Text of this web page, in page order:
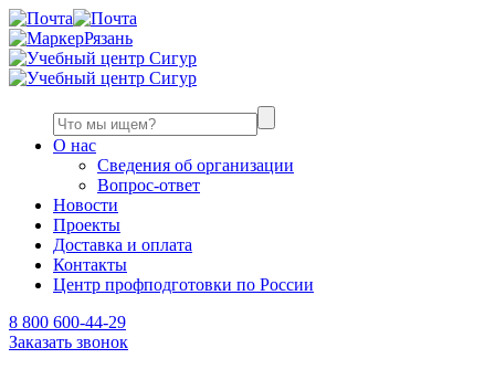
Рязань
О нас
Сведения об организации
Вопрос-ответ
Новости
Проекты
Доставка и оплата
Контакты
Центр профподготовки по России
8 800 600-44-29
Заказать звонок